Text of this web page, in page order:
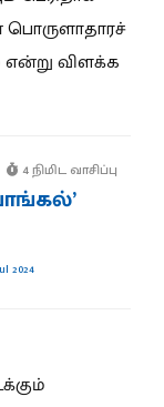
பொருளாதாரச்
என்று விளக்க
4 நிமிட வாசிப்பு
2024